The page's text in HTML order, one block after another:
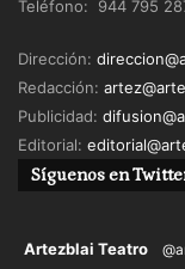
Teléfono: 944 795
Dirección:
Redacción:
Publicidad:
Editorial:
Síguenos en
Artezblai Teatro